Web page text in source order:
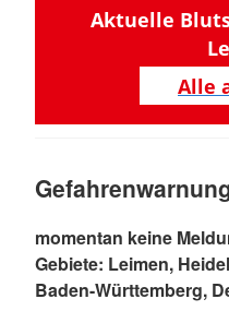
Aktuelle
Alle
momentan keine
Gebiete: Leimen,
Baden-Württemberg,